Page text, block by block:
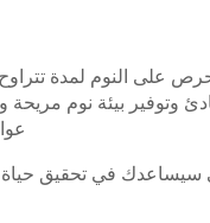
بيئة نوم مريحة
في تحقيق حياة